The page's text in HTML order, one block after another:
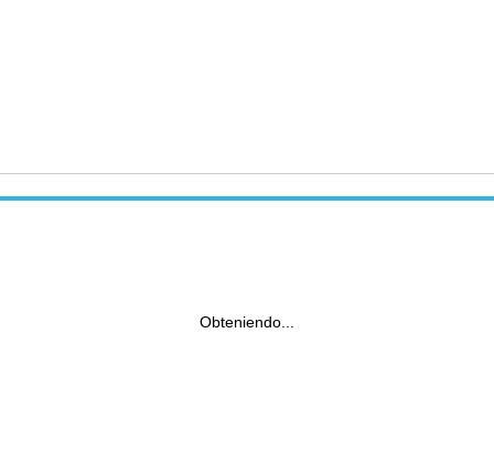
Obteniendo...